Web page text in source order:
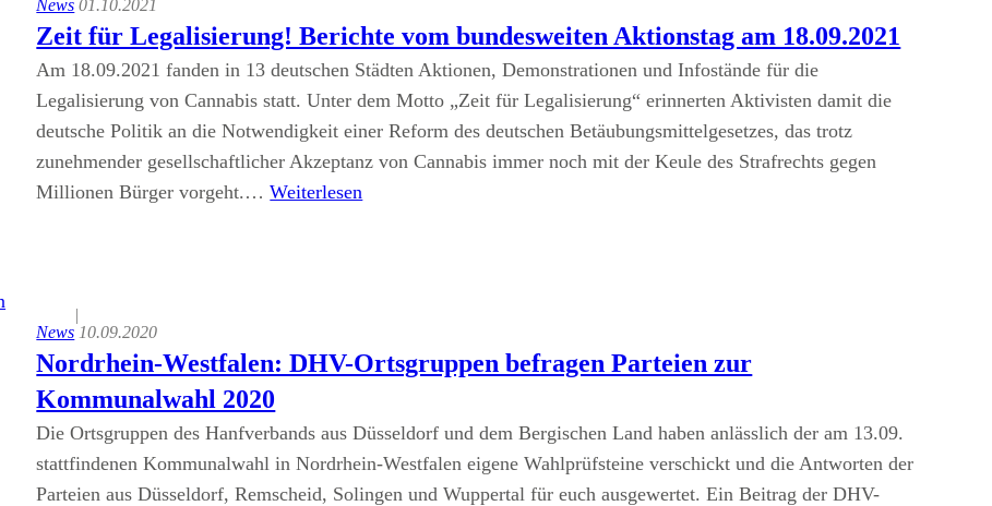
News 01.10.2021
Zeit für Legalisierung! Berichte vom bundesweiten Aktionstag am 18.09.2021
Am 18.09.2021 fanden in 13 deutschen Städten Aktionen, Demonstrationen und Infostände für die
Legalisierung von Cannabis statt. Unter dem Motto „Zeit für Legalisierung“ erinnerten Aktivisten damit die
deutsche Politik an die Notwendigkeit einer Reform des deutschen Betäubungsmittelgesetzes, das trotz
zunehmender gesellschaftlicher Akzeptanz von Cannabis immer noch mit der Keule des Strafrechts gegen
Millionen Bürger vorgeht.…Weiterlesen
News
|
10.09.2020
Nordrhein-Westfalen: DHV-Ortsgruppen befragen Parteien zur
Kommunalwahl 2020
Die Ortsgruppen des Hanfverbands aus Düsseldorf und dem Bergischen Land haben anlässlich der am 13.09.
stattfindenen Kommunalwahl in Nordrhein-Westfalen eigene Wahlprüfsteine verschickt und die Antworten der
Parteien aus Düsseldorf, Remscheid, Solingen und Wuppertal für euch ausgewertet. Ein Beitrag der DHV-